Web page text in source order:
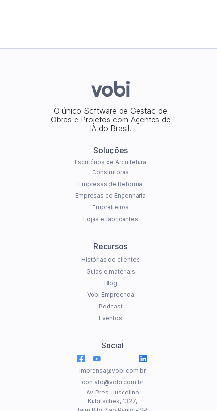
O único Software de Gestão de
Obras e Projetos com Agentes de
IA do Brasil.
Soluções
Escritórios de Arquitetura
Construtoras
Empresas de Reforma
Empresas de Engenharia
Empreiteiros
Lojas e fabricantes
Recursos
Histórias de clientes
Guias e materiais
Blog
Vobi Empreenda
Podcast
Eventos
Social
imprensa@vobi.com.br
contato@vobi.com.br
Av. Pres. Juscelino
Kubitschek, 1327,